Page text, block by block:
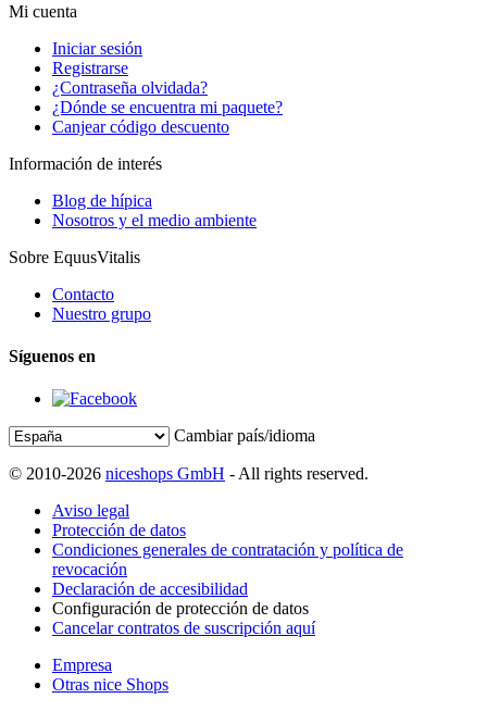
Mi cuenta
Iniciar sesión
Registrarse
¿Contraseña olvidada?
¿Dónde se encuentra mi paquete?
Canjear código descuento
Información de interés
Blog de hípica
Nosotros y el medio ambiente
Sobre EquusVitalis
Contacto
Nuestro grupo
Síguenos en
Cambiar país/idioma
© 2010-2026 niceshops GmbH - All rights reserved.
Aviso legal
Protección de datos
Condiciones generales de contratación y política de
revocación
Declaración de accesibilidad
Configuración de protección de datos
Cancelar contratos de suscripción aquí
Empresa
Otras nice Shops